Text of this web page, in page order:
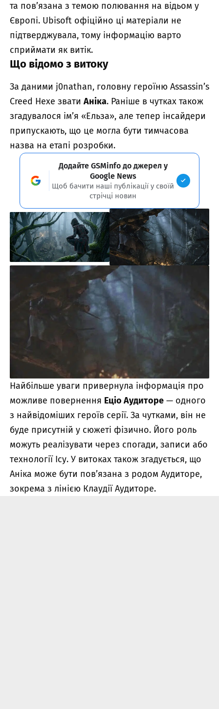
та пов’язана з темою полювання на відьом у
Європі. Ubisoft офіційно ці матеріали не
підтверджувала, тому інформацію варто
сприймати як витік.
Що відомо з витоку
За даними j0nathan, головну героїню Assassin’s
Creed Hexe звати Аніка. Раніше в чутках також
згадувалося ім’я «Ельза», але тепер інсайдери
припускають, що це могла бути тимчасова
назва на етапі розробки.
Додайте GSMinfo до джерел у
Google News
Щоб бачити наші публікації у своїй
стрічці новин
Найбільше уваги привернула інформація про
можливе повернення Еціо Аудиторе — одного
з найвідоміших героїв серії. За чутками, він не
буде присутній у сюжеті фізично. Його роль
можуть реалізувати через спогади, записи або
технології Ісу. У витоках також згадується, що
Аніка може бути пов’язана з родом Аудиторе,
зокрема з лінією Клаудії Аудиторе.